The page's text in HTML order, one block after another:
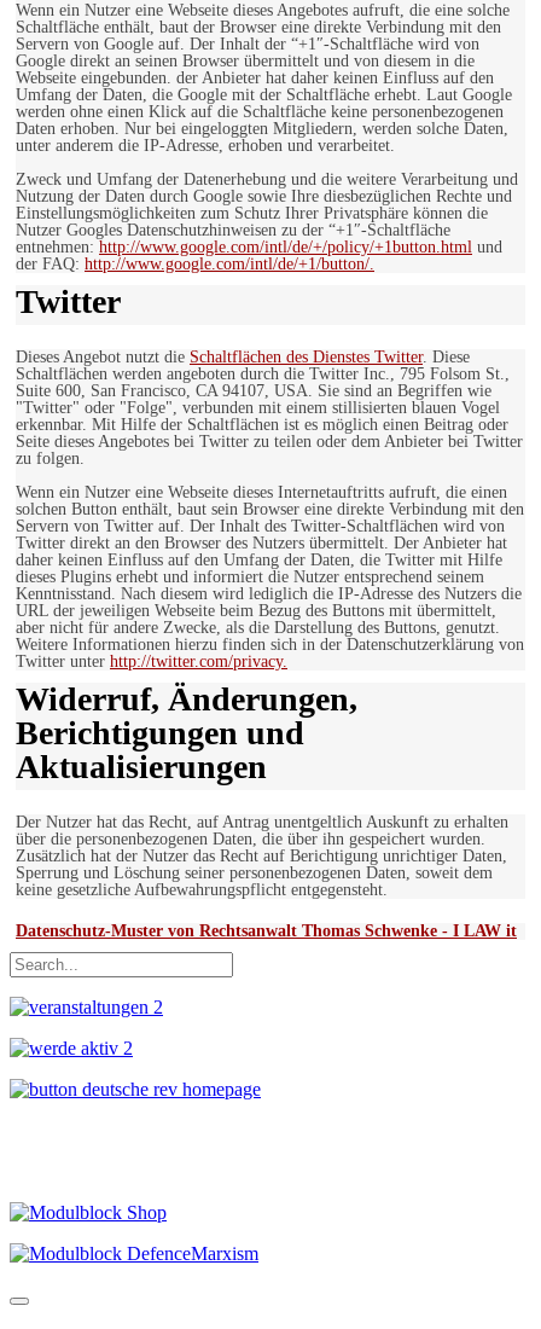
Wenn ein Nutzer eine Webseite dieses Angebotes aufruft, die eine solche
Schaltfläche enthält, baut der Browser eine direkte Verbindung mit den
Servern von Google auf. Der Inhalt der “+1″-Schaltfläche wird von
Google direkt an seinen Browser übermittelt und von diesem in die
Webseite eingebunden. der Anbieter hat daher keinen Einfluss auf den
Umfang der Daten, die Google mit der Schaltfläche erhebt. Laut Google
werden ohne einen Klick auf die Schaltfläche keine personenbezogenen
Daten erhoben. Nur bei eingeloggten Mitgliedern, werden solche Daten,
unter anderem die IP-Adresse, erhoben und verarbeitet.
Zweck und Umfang der Datenerhebung und die weitere Verarbeitung und
Nutzung der Daten durch Google sowie Ihre diesbezüglichen Rechte und
Einstellungsmöglichkeiten zum Schutz Ihrer Privatsphäre können die
Nutzer Googles Datenschutzhinweisen zu der “+1″-Schaltfläche
entnehmen: http://www.google.com/intl/de/+/policy/+1button.html und
der FAQ: http://www.google.com/intl/de/+1/button/.
Twitter
Dieses Angebot nutzt die Schaltflächen des Dienstes Twitter. Diese
Schaltflächen werden angeboten durch die Twitter Inc., 795 Folsom St.,
Suite 600, San Francisco, CA 94107, USA. Sie sind an Begriffen wie
"Twitter" oder "Folge", verbunden mit einem stillisierten blauen Vogel
erkennbar. Mit Hilfe der Schaltflächen ist es möglich einen Beitrag oder
Seite dieses Angebotes bei Twitter zu teilen oder dem Anbieter bei Twitter
zu folgen.
Wenn ein Nutzer eine Webseite dieses Internetauftritts aufruft, die einen
solchen Button enthält, baut sein Browser eine direkte Verbindung mit den
Servern von Twitter auf. Der Inhalt des Twitter-Schaltflächen wird von
Twitter direkt an den Browser des Nutzers übermittelt. Der Anbieter hat
daher keinen Einfluss auf den Umfang der Daten, die Twitter mit Hilfe
dieses Plugins erhebt und informiert die Nutzer entsprechend seinem
Kenntnisstand. Nach diesem wird lediglich die IP-Adresse des Nutzers die
URL der jeweiligen Webseite beim Bezug des Buttons mit übermittelt,
aber nicht für andere Zwecke, als die Darstellung des Buttons, genutzt.
Weitere Informationen hierzu finden sich in der Datenschutzerklärung von
Twitter unter http://twitter.com/privacy.
Widerruf, Änderungen,
Berichtigungen und
Aktualisierungen
Der Nutzer hat das Recht, auf Antrag unentgeltlich Auskunft zu erhalten
über die personenbezogenen Daten, die über ihn gespeichert wurden.
Zusätzlich hat der Nutzer das Recht auf Berichtigung unrichtiger Daten,
Sperrung und Löschung seiner personenbezogenen Daten, soweit dem
keine gesetzliche Aufbewahrungspflicht entgegensteht.
Datenschutz-Muster von Rechtsanwalt Thomas Schwenke - I LAW it